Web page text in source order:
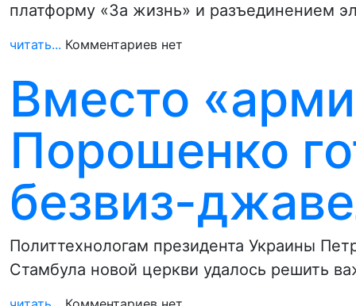
платформу «За жизнь» и разъединением
читать... Комментариев нет
Вместо
Порошенко
безвиз-
Политтехнологам президента Украины
Стамбула новой церкви удалось решить